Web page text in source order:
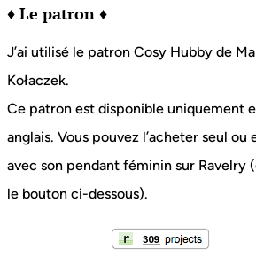
♦ Le patron ♦
J’ai utilisé le patron Cosy Hubby de
Kołaczek.
Ce patron est disponible uniquement
anglais. Vous pouvez l’acheter seul ou
avec son pendant féminin sur Ravelry
le bouton ci-dessous).